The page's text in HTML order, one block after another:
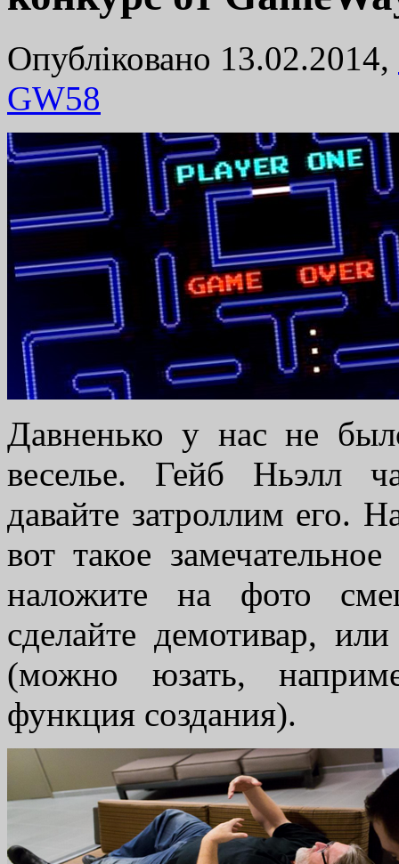
Опубліковано 13.02.2014,
GW58
Давненько у нас не
веселье. Гейб Ньэлл
давайте затроллим его.
вот такое
наложите на фото
сделайте демотивар,
(можно юзать,
функция создания).